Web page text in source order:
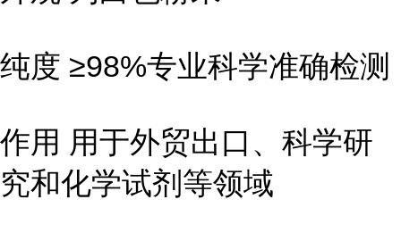
纯度 ≥98%专业科学准确检测
作用 用于外贸出口、科学研
究和化学试剂等领域